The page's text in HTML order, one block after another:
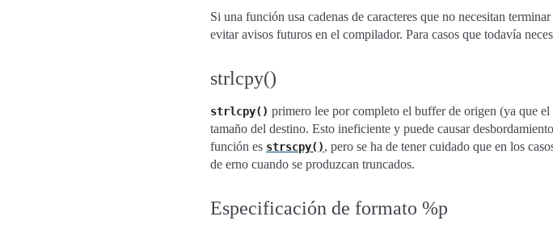
Si una función usa cadenas de caracteres que no necesitan
evitar avisos futuros en el compilador. Para casos que todavía
strlcpy()
strlcpy() primero lee por completo el buffer de origen (ya que
tamaño del destino. Esto ineficiente y puede causar
función es strscpy(), pero se ha de tener cuidado que en los
de erno cuando se produzcan truncados.
Especificación de formato %p